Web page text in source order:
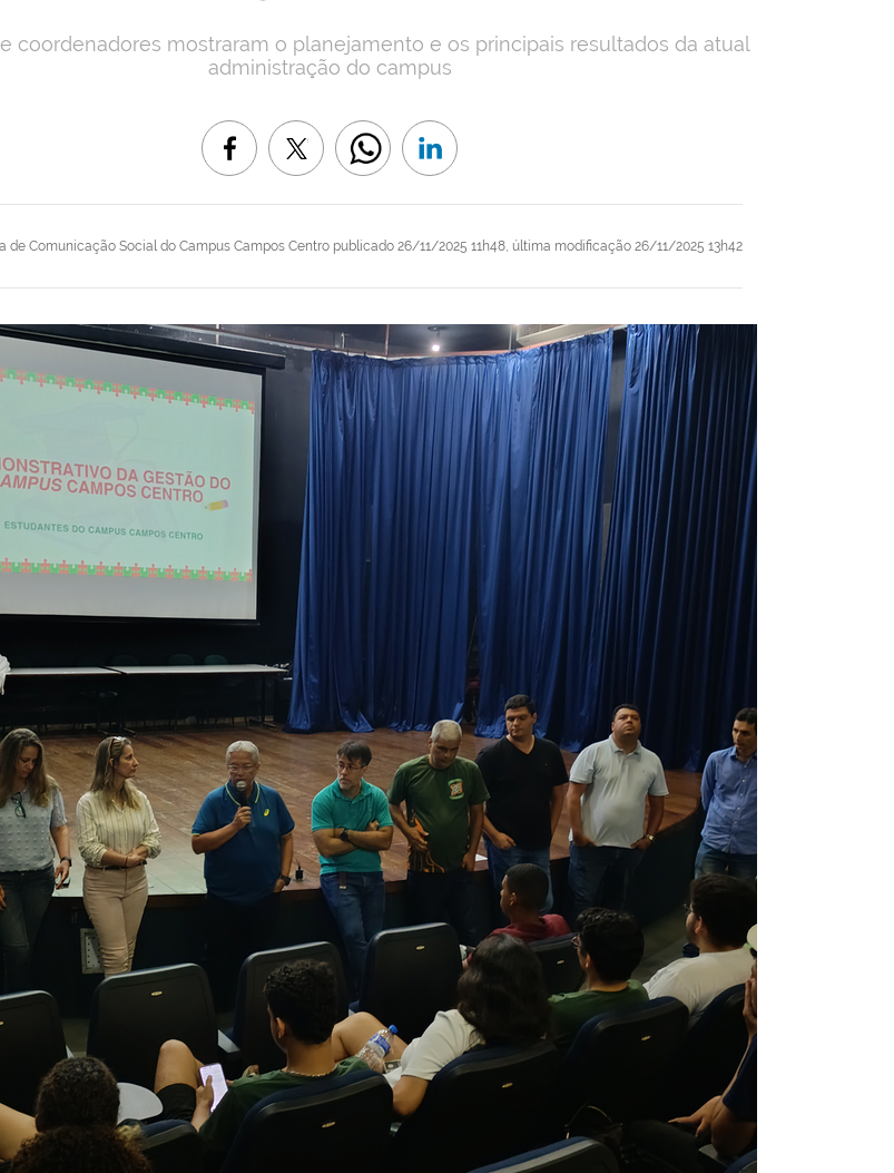
de Comunicação Social do Campus Campos Centro publicado 26/11/2025 11h48, última modificação 26/11/2025 13h42
coordenadores mostraram o planejamento e os principais resultados da atual
administração do campus